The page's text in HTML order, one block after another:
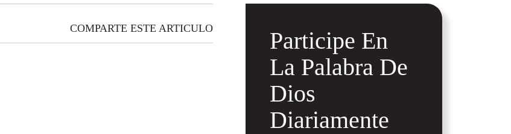
COMPARTE ESTE ARTICULO
Participe En
La Palabra De
Dios
Diariamente